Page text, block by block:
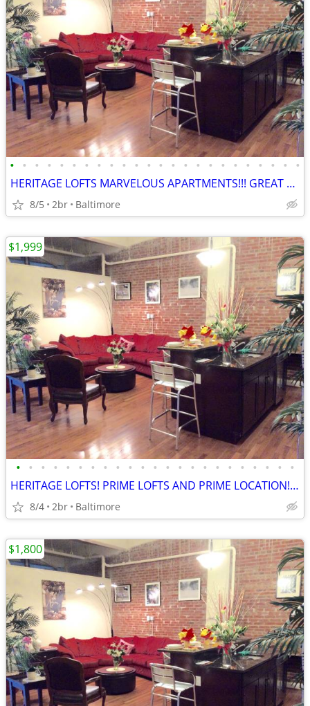
• • • • • • • • • • • • • • • • • • • • • • • •
HERITAGE LOFTS MARVELOUS APARTMENTS!!! GREAT DEALS! 21201
8/5 2br Baltimore
• • • • • • • • • • • • • • • • • • • • • • •
HERITAGE LOFTS! PRIME LOFTS AND PRIME LOCATION! DOWNTOWN!!! 21201
8/4 2br Baltimore
$1,999
$1,800